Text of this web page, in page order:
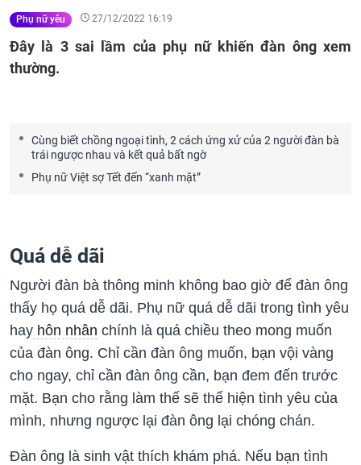
Phụ nữ yêu 27/12/2022 16:19
Đây là 3 sai lầm của phụ nữ khiến đàn ông xem
thường.
Cùng biết chồng ngoại tình, 2 cách ứng xử của 2 người đàn bà
trái ngược nhau và kết quả bất ngờ
Phụ nữ Việt sợ Tết đến “xanh mặt”
Quá dễ dãi
Người đàn bà thông minh không bao giờ để đàn ông
thấy họ quá dễ dãi. Phụ nữ quá dễ dãi trong tình yêu
hay hôn nhân chính là quá chiều theo mong muốn
của đàn ông. Chỉ cần đàn ông muốn, bạn vội vàng
cho ngay, chỉ cần đàn ông cần, bạn đem đến trước
mặt. Bạn cho rằng làm thế sẽ thể hiện tình yêu của
mình, nhưng ngược lại đàn ông lại chóng chán.
Đàn ông là sinh vật thích khám phá. Nếu bạn tình